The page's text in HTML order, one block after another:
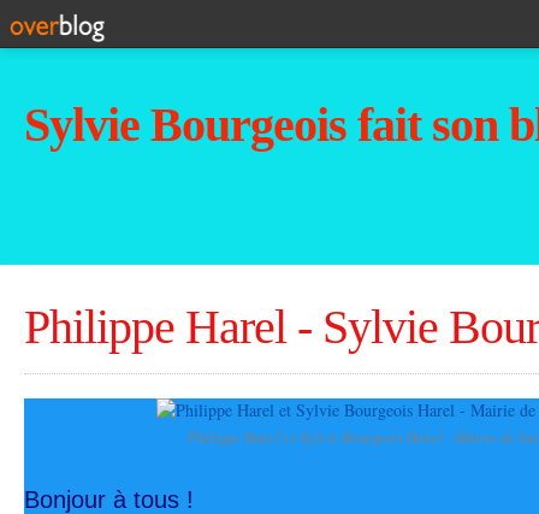
Sylvie Bourgeois fait son
Philippe Harel - Sylvie
Philippe Harel et Sylvie Bourgeois Harel - Mairie de
Bonjour à tous !